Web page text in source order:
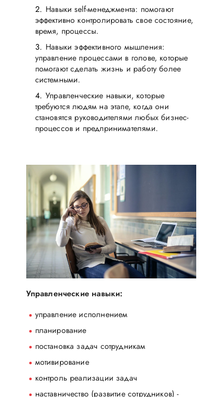
Навыки self-менеджмента: помогают
эффективно контролировать свое состояние,
время, процессы.
Навыки эффективного мышления:
управление процессами в голове, которые
помогают сделать жизнь и работу более
системными.
Управленческие навыки, которые
требуются людям на этапе, когда они
становятся руководителями любых бизнес-
процессов и предпринимателями.
Управленческие навыки:
управление исполнением
планирование
постановка задач сотрудникам
мотивирование
контроль реализации задач
наставничество (развитие сотрудников) -